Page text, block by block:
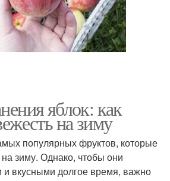
яблок: как
на зиму
популярных фруктов, которые
зиму. Однако, чтобы они
и вкусными долгое время, важно